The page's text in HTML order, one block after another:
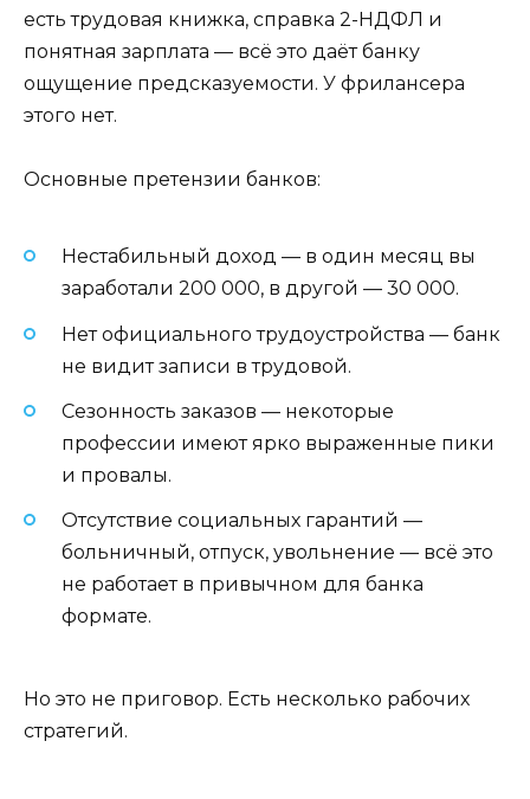
есть трудовая книжка, справка 2-НДФЛ и
понятная зарплата — всё это даёт банку
ощущение предсказуемости. У фрилансера
этого нет.
Основные претензии банков:
Нестабильный доход — в один месяц вы
заработали 200 000, в другой — 30 000.
Нет официального трудоустройства — банк
не видит записи в трудовой.
Сезонность заказов — некоторые
профессии имеют ярко выраженные пики
и провалы.
Отсутствие социальных гарантий —
больничный, отпуск, увольнение — всё это
не работает в привычном для банка
формате.
Но это не приговор. Есть несколько рабочих
стратегий.